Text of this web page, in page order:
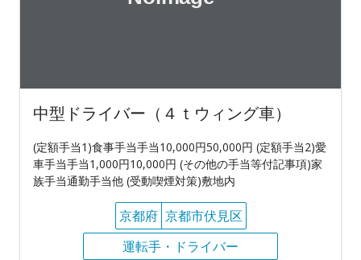
中型ドライバー（４ｔウィング車）
(定額手当1)食事手当手当10,000円50,000円 (定額手当2)愛
車手当手当1,000円10,000円 (その他の手当等付記事項)家
族手当通勤手当他 (受動喫煙対策)敷地内
京都府 京都市伏見区
運転手・ドライバー